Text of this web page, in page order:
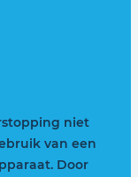
niet
van een
Door